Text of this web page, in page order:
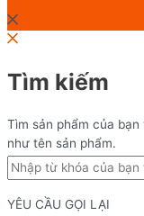
Tìm kiếm
Tìm sản phẩm của
như tên sản phẩm.
YÊU CẦU GỌI LẠI